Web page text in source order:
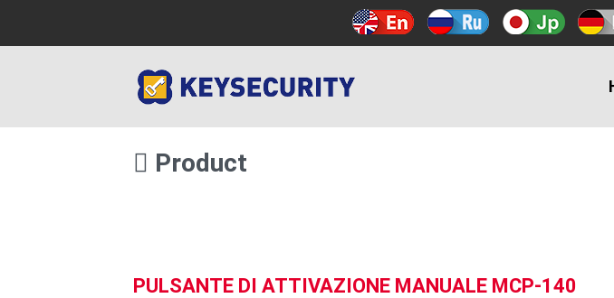
Product
PULSANTE DI ATTIVAZIONE MANUALE MCP-140